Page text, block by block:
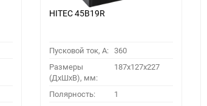
HITEC 45B19R
Пусковой ток, A: 360
Размеры
(ДхШхВ), мм:
187x127x227
Полярность: 1